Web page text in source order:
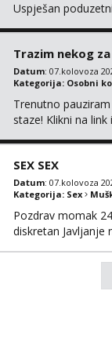
Uspješan
Trazim nekog
Datum: 07.kolovoza
Kategorija: Osobni
Trenutno
staze! Klikni na
SEX SEX
Datum: 07.kolovoza
Kategorija: Sex
Pozdrav momak
diskretan Javljanje